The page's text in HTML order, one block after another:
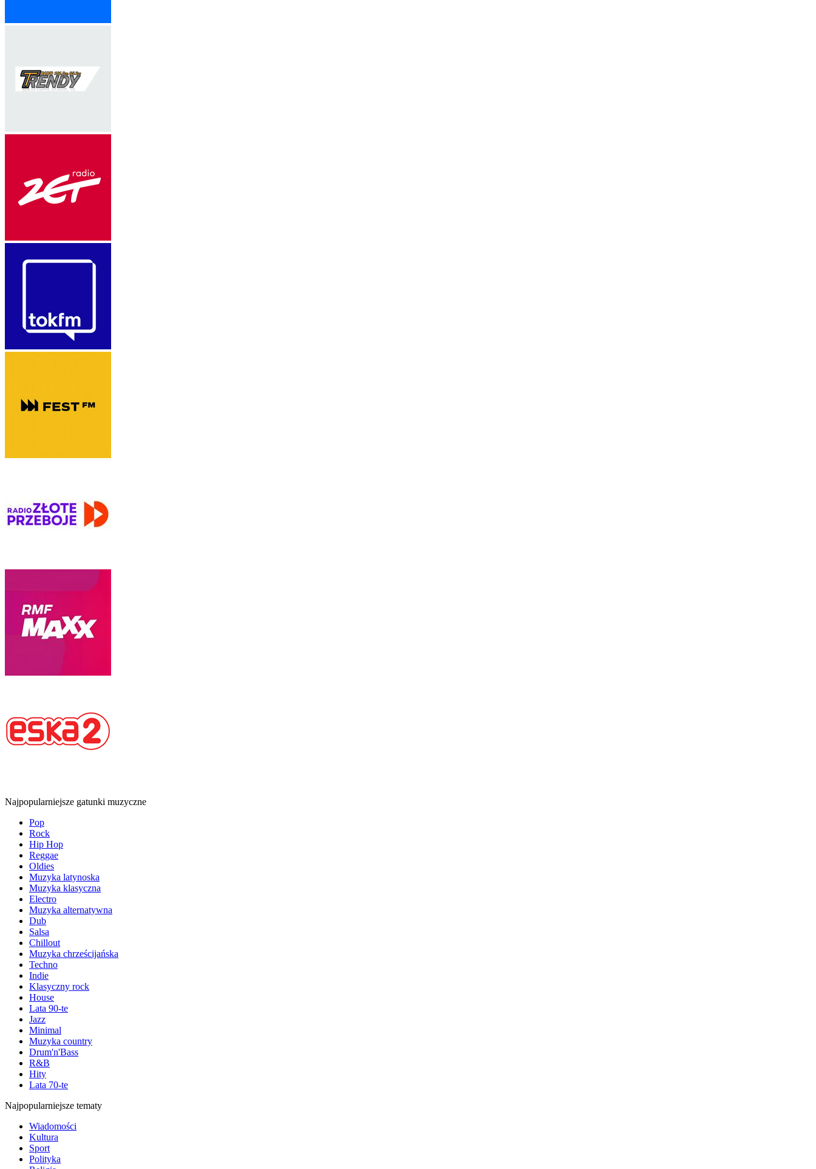
Najpopularniejsze gatunki muzyczne
Pop
Rock
Hip Hop
Reggae
Oldies
Muzyka latynoska
Muzyka klasyczna
Electro
Muzyka alternatywna
Dub
Salsa
Chillout
Muzyka chrześcijańska
Techno
Indie
Klasyczny rock
House
Lata 90-te
Jazz
Minimal
Muzyka country
Drum'n'Bass
R&B
Hity
Lata 70-te
Najpopularniejsze tematy
Wiadomości
Kultura
Sport
Polityka